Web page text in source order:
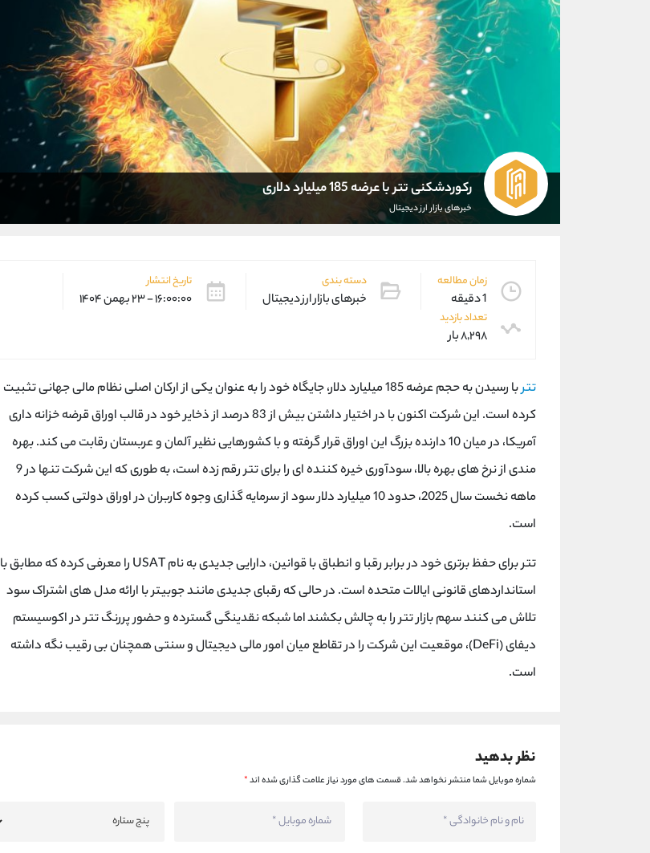
رکوردشکنی تتر با عرضه 185 میلیارد دلاری
خبرهای بازار ارز دیجیتال
زمان مطالعه
1 دقیقه
دسته بندی
خبرهای بازار ارز دیجیتال
تاریخ انتشار
۱۶:۰۰:۰۰ - ۲۳ بهمن ۱۴۰۴
تعداد بازدید
۸,۲۹۸ بار
تتر
با رسیدن به حجم عرضه 185 میلیارد دلار، جایگاه خود را به عنوان یکی از ارکان اصلی نظام مالی جهانی تثبیت
کرده است. این شرکت اکنون با در اختیار داشتن بیش از 83 درصد از ذخایر خود در قالب اوراق قرضه خزانه داری
آمریکا، در میان 10 دارنده بزرگ این اوراق قرار گرفته و با کشورهایی نظیر آلمان و عربستان رقابت می کند. بهره
مندی از نرخ های بهره بالا، سودآوری خیره کننده ای را برای تتر رقم زده است، به طوری که این شرکت تنها در 9
ماهه نخست سال 2025، حدود 10 میلیارد دلار سود از سرمایه گذاری وجوه کاربران در اوراق دولتی کسب کرده
است.
تتر برای حفظ برتری خود در برابر رقبا و انطباق با قوانین، دارایی جدیدی به نام USAT را معرفی کرده که مطابق با
استانداردهای قانونی ایالات متحده است. در حالی که رقبای جدیدی مانند جوبیتر با ارائه مدل های اشتراک سود
تلاش می کنند سهم بازار تتر را به چالش بکشند اما شبکه نقدینگی گسترده و حضور پررنگ تتر در اکوسیستم
دیفای (DeFi)، موقعیت این شرکت را در تقاطع میان امور مالی دیجیتال و سنتی همچنان بی رقیب نگه داشته
است.
نظر بدهید
شماره موبایل شما منتشر نخواهد شد.قسمت های مورد نیاز علامت گذاری شده اند*